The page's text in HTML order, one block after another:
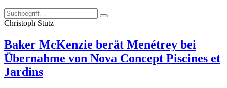
Christoph Stutz
Baker McKenzie berät Menétrey bei
Übernahme von Nova Concept Piscines et
Jardins